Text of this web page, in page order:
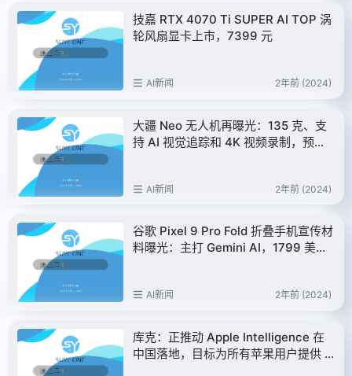
技嘉 RTX 4070 Ti SUPER AI TOP 涡
轮风扇显卡上市，7399 元
AI新闻 2年前 (2024)
大疆 Neo 无人机再曝光：135 克、支
持 AI 视觉追踪和 4K 视频录制，预估
AI新闻 2年前 (2024)
谷歌 Pixel 9 Pro Fold 折叠手机宣传材
料曝光：主打 Gemini AI，1799 美元
AI新闻 2年前 (2024)
库克：正推动 Apple Intelligence 在
中国落地，目标为所有苹果用户提供 A